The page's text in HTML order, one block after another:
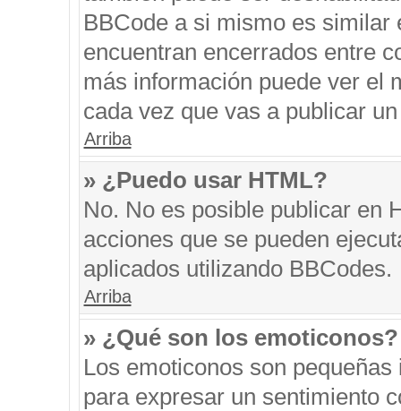
BBCode a si mismo es
encuentran encerrados entre
más información puede ver el
cada vez que vas a publicar
Arriba
» ¿Puedo usar HTML?
No. No es posible publicar en
acciones que se pueden
aplicados utilizando BBCodes.
Arriba
» ¿Qué son los emoticonos?
Los emoticonos son
para expresar un sentimiento